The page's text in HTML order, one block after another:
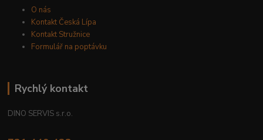
O nás
Kontakt Česká Lípa
Kontakt Stružnice
Formulář na poptávku
Rychlý kontakt
DINO SERVIS s.r.o.